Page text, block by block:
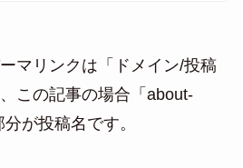
マリンクは「ドメイン/投稿
この記事の場合「about-
が投稿名です。